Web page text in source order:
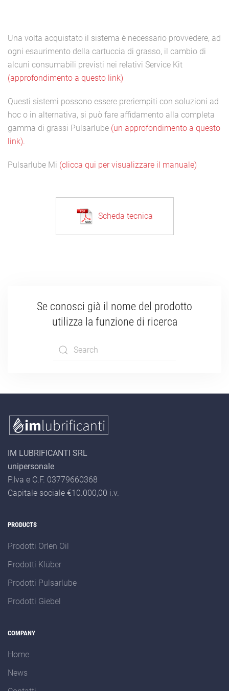
Una volta acquistato il sistema è necessario provvedere, ad
ogni esaurimento della cartuccia di grasso, il cambio di
alcuni consumabili previsti nei relativi Service Kit
(approfondimento a questo link)
Questi sistemi possono essere preriempiti con soluzioni ad
hoc o in alternativa, si può fare affidamento alla completa
gamma di grassi Pulsarlube (un approfondimento a questo
link).
Pulsarlube Mi (clicca qui per visualizzare il manuale)
Scheda tecnica
Se conosci già il nome del prodotto
utilizza la funzione di ricerca
results.
IM LUBRIFICANTI SRL
unipersonale
P.Iva e C.F. 03779660368
Capitale sociale €10.000,00 i.v.
PRODUCTS
Prodotti Orlen Oil
Prodotti Klüber
Prodotti Pulsarlube
Prodotti Giebel
COMPANY
Home
News